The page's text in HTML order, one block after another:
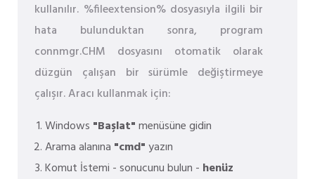
kullanılır. %fileextension% dosyasıyla ilgili bir
hata bulunduktan sonra, program
connmgr.CHM dosyasını otomatik olarak
düzgün çalışan bir sürümle değiştirmeye
çalışır. Aracı kullanmak için:
Windows "Başlat"menüsüne gidin
Arama alanına "cmd"yazın
Komut İstemi - sonucunu bulun - henüz